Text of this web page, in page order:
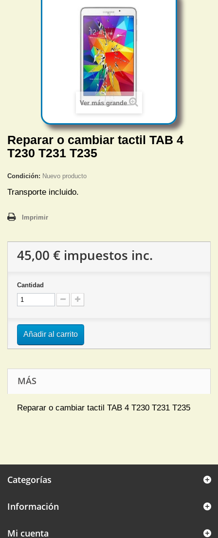
Ver más grande
Reparar o cambiar tactil TAB 4
T230 T231 T235
Condición: Nuevo producto
Transporte incluido.
Imprimir
45,00 € impuestos inc.
Cantidad
Añadir al carrito
MÁS
Reparar o cambiar tactil TAB 4 T230 T231 T235
Categorías
Información
Mi cuenta